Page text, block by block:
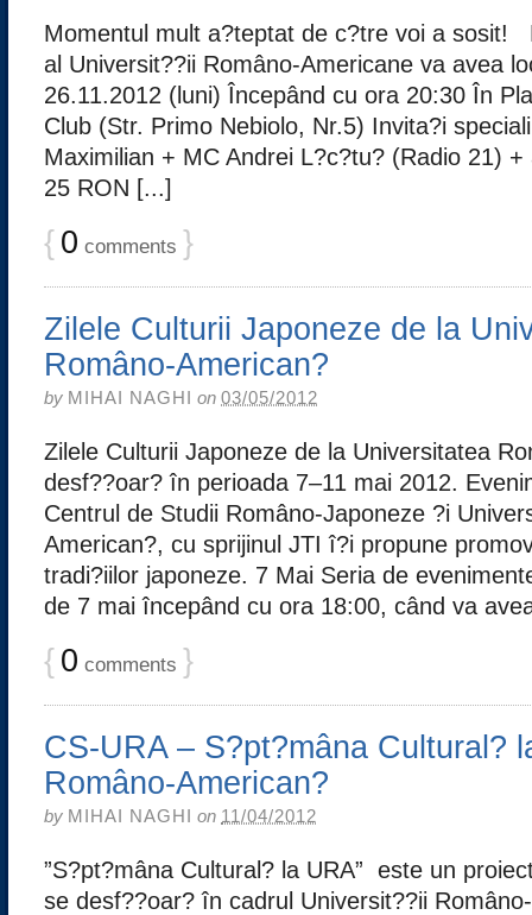
Momentul mult a?teptat de c?tre voi a sosit!
al Universit??ii Româno-Americane va avea
26.11.2012 (luni) Începând cu ora 20:30 În
Club (Str. Primo Nebiolo, Nr.5) Invita?i
Maximilian + MC Andrei L?c?tu? (Radio 21)
25 RON [...]
{ 0 comments }
Zilele Culturii Japoneze de la
Româno-American?
by MIHAI NAGHI on 03/05/2012
Zilele Culturii Japoneze de la Universitatea
desf??oar? în perioada 7–11 mai 2012.
Centrul de Studii Româno-Japoneze ?i
American?, cu sprijinul JTI î?i propune
tradi?iilor japoneze. 7 Mai Seria de
de 7 mai începând cu ora 18:00, când va
{ 0 comments }
CS-URA – S?pt?mâna Cultural?
Româno-American?
by MIHAI NAGHI on 11/04/2012
”S?pt?mâna Cultural? la URA” este un
se desf??oar? în cadrul Universit??ii